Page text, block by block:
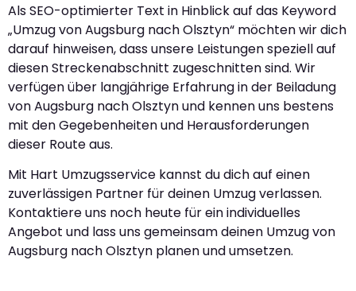
Als SEO-optimierter Text in Hinblick auf das Keyword
„Umzug von Augsburg nach Olsztyn“ möchten wir dich
darauf hinweisen, dass unsere Leistungen speziell auf
diesen Streckenabschnitt zugeschnitten sind. Wir
verfügen über langjährige Erfahrung in der Beiladung
von Augsburg nach Olsztyn und kennen uns bestens
mit den Gegebenheiten und Herausforderungen
dieser Route aus.
Mit Hart Umzugsservice kannst du dich auf einen
zuverlässigen Partner für deinen Umzug verlassen.
Kontaktiere uns noch heute für ein individuelles
Angebot und lass uns gemeinsam deinen Umzug von
Augsburg nach Olsztyn planen und umsetzen.